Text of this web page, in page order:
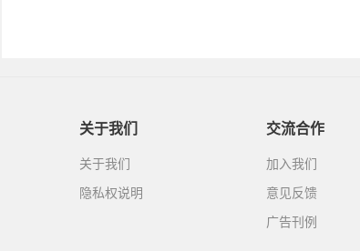
关于我们
关于我们
隐私权说明
交流合作
加入我们
意见反馈
广告刊例